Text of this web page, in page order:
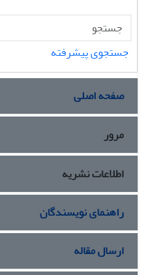
جستجوی پیشرفته
صفحه اصلی
مرور
اطلاعات نشریه
راهنمای نویسندگان
ارسال مقاله